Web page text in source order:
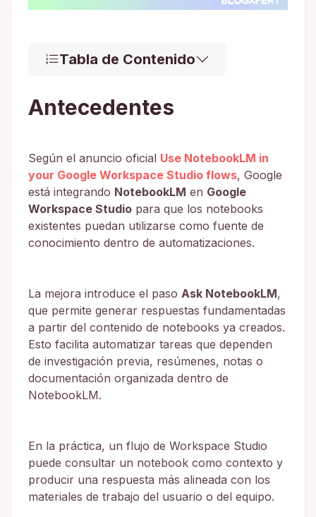
Tabla de Contenido
Antecedentes
Según el anuncio oficial Use NotebookLM in
your Google Workspace Studio flows, Google
está integrando NotebookLM en Google
Workspace Studio para que los notebooks
existentes puedan utilizarse como fuente de
conocimiento dentro de automatizaciones.
La mejora introduce el paso Ask NotebookLM,
que permite generar respuestas fundamentadas
a partir del contenido de notebooks ya creados.
Esto facilita automatizar tareas que dependen
de investigación previa, resúmenes, notas o
documentación organizada dentro de
NotebookLM.
En la práctica, un flujo de Workspace Studio
puede consultar un notebook como contexto y
producir una respuesta más alineada con los
materiales de trabajo del usuario o del equipo.